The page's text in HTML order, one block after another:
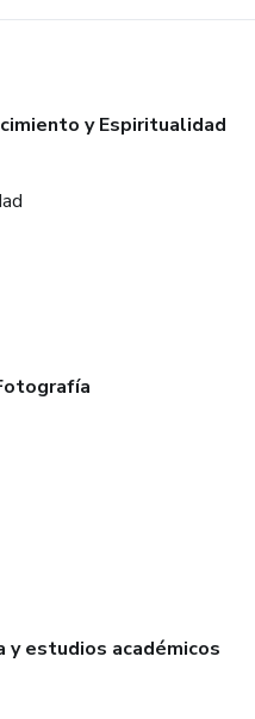
y Espiritualidad
y estudios académicos